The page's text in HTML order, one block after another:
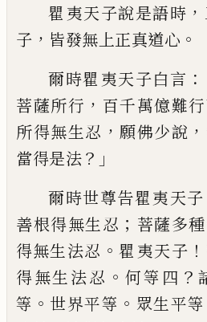
瞿 夷天子說是語時 ，
子 ， 皆發無上正真道心 。
爾時瞿 夷天子白言
菩薩所行 ， 百千萬億難
所得無生忍 ， 願佛少說 ，
當得是法？」
爾時世尊告瞿夷天子
善根得無生忍 ； 菩薩多
得無生法忍 。 瞿 夷天子 ！
得無生法忍 。 何等四 ？
等 。 世界平等 。 眾生平等